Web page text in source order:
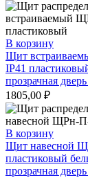
В корзину
Щит
IP41
прозрачная
1805,00 ₽
В корзину
Щит навесной
пластиковый
прозрачная